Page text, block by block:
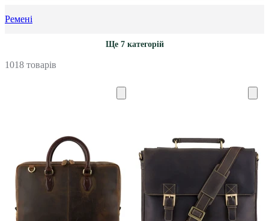
Ремені
Ще 7 категорій
1018 товарів